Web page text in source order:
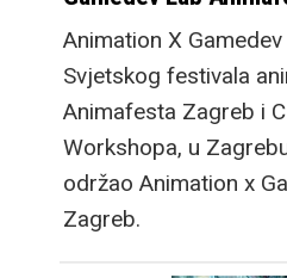
Animation X
Svjetskog festivala
Animafesta Zagreb i
Workshopa, u
održao Animation x
Zagreb.